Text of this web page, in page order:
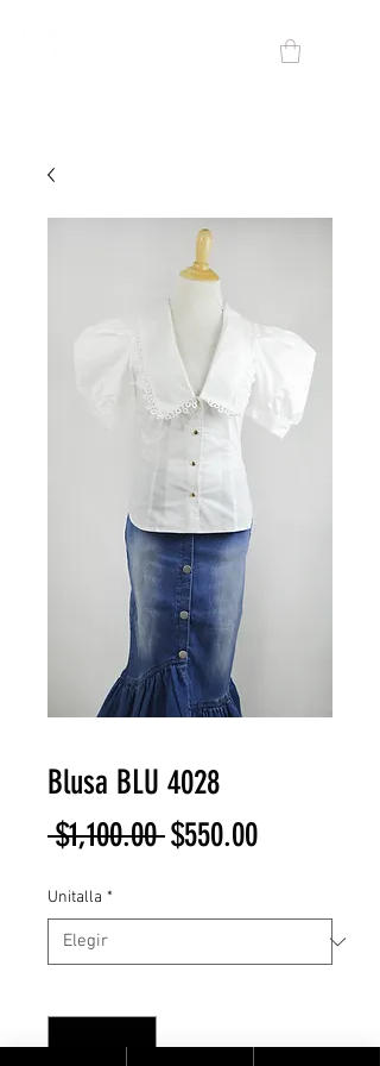
Blusa BLU 4028
$1,100.00 Precio
$550.00Precio
oferta
Unitalla *